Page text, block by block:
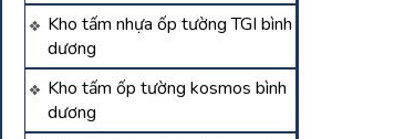
Kho tấm nhựa ốp tường TGI bình
dương
Kho tấm ốp tường kosmos bình
dương